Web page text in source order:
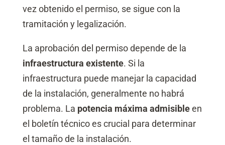
vez obtenido el permiso, se sigue con la
tramitación y legalización.
La aprobación del permiso depende de la
infraestructura existente. Si la
infraestructura puede manejar la capacidad
de la instalación, generalmente no habrá
problema. La potencia máxima admisibleen
el boletín técnico es crucial para determinar
el tamaño de la instalación.